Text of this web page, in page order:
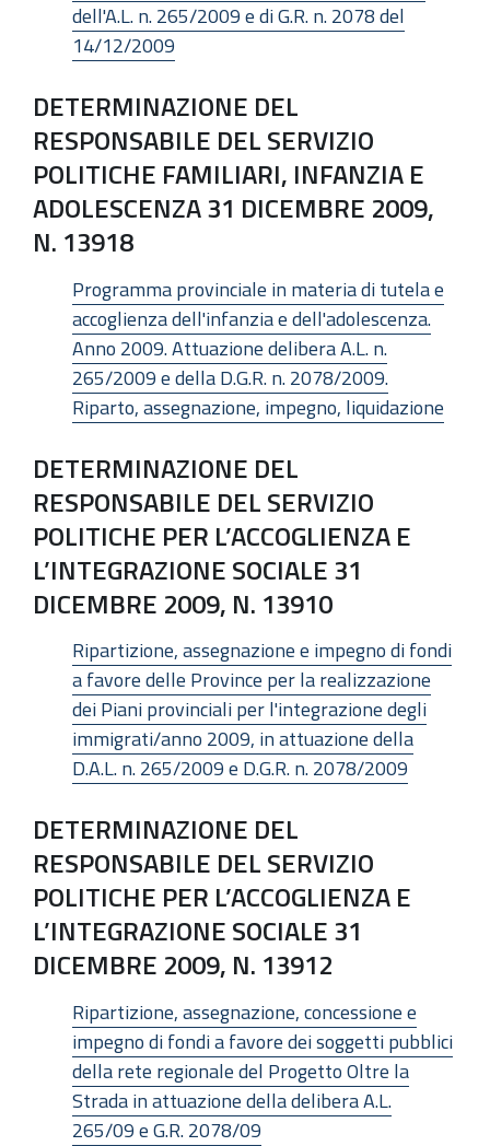
dell'A.L. n. 265/2009 e di G.R. n. 2078 del
14/12/2009
DETERMINAZIONE DEL
RESPONSABILE DEL SERVIZIO
POLITICHE FAMILIARI, INFANZIA E
ADOLESCENZA 31 DICEMBRE 2009,
N. 13918
Programma provinciale in materia di tutela e
accoglienza dell'infanzia e dell'adolescenza.
Anno 2009. Attuazione delibera A.L. n.
265/2009 e della D.G.R. n. 2078/2009.
Riparto, assegnazione, impegno, liquidazione
DETERMINAZIONE DEL
RESPONSABILE DEL SERVIZIO
POLITICHE PER L’ACCOGLIENZA E
L’INTEGRAZIONE SOCIALE 31
DICEMBRE 2009, N. 13910
Ripartizione, assegnazione e impegno di fondi
a favore delle Province per la realizzazione
dei Piani provinciali per l'integrazione degli
immigrati/anno 2009, in attuazione della
D.A.L. n. 265/2009 e D.G.R. n. 2078/2009
DETERMINAZIONE DEL
RESPONSABILE DEL SERVIZIO
POLITICHE PER L’ACCOGLIENZA E
L’INTEGRAZIONE SOCIALE 31
DICEMBRE 2009, N. 13912
Ripartizione, assegnazione, concessione e
impegno di fondi a favore dei soggetti pubblici
della rete regionale del Progetto Oltre la
Strada in attuazione della delibera A.L.
265/09 e G.R. 2078/09